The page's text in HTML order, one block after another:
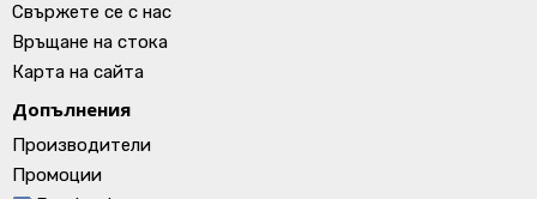
Свържете се с нас
Връщане на стока
Карта на сайта
Допълнения
Производители
Промоции